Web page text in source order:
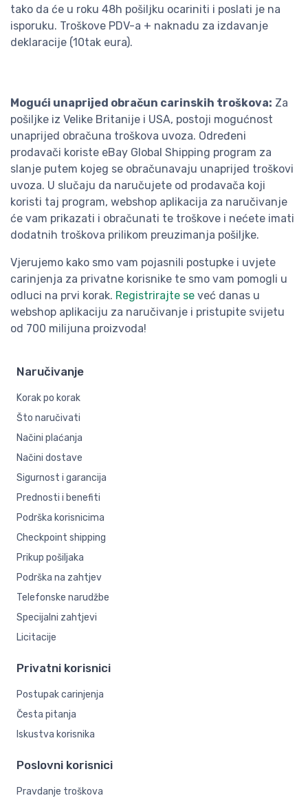
tako da će u roku 48h pošiljku ocariniti i poslati je na
isporuku. Troškove PDV-a + naknadu za izdavanje
deklaracije (10tak eura).
Mogući unaprijed obračun carinskih troškova: Za
pošiljke iz Velike Britanije i USA, postoji mogućnost
unaprijed obračuna troškova uvoza. Određeni
prodavači koriste eBay Global Shipping program za
slanje putem kojeg se obračunavaju unaprijed troškovi
uvoza. U slučaju da naručujete od prodavača koji
koristi taj program, webshop aplikacija za naručivanje
će vam prikazati i obračunati te troškove i nećete imati
dodatnih troškova prilikom preuzimanja pošiljke.
Vjerujemo kako smo vam pojasnili postupke i uvjete
carinjenja za privatne korisnike te smo vam pomogli u
odluci na prvi korak. Registrirajte se već danas u
webshop aplikaciju za naručivanje i pristupite svijetu
od 700 milijuna proizvoda!
Naručivanje
Korak po korak
Što naručivati
Načini plaćanja
Načini dostave
Sigurnost i garancija
Prednosti i benefiti
Podrška korisnicima
Checkpoint shipping
Prikup pošiljaka
Podrška na zahtjev
Telefonske narudžbe
Specijalni zahtjevi
Licitacije
Privatni korisnici
Postupak carinjenja
Česta pitanja
Iskustva korisnika
Poslovni korisnici
Pravdanje troškova